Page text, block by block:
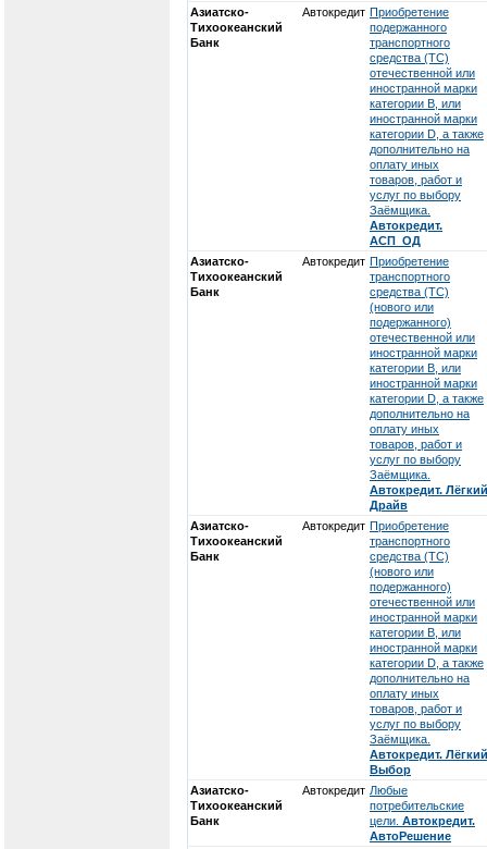
Азиатско-
Тихоокеанский
Банк
Автокредит Приобретение
подержанного
транспортного
средства (ТС)
отечественной или
иностранной марки
категории В, или
иностранной марки
категории D, а также
дополнительно на
оплату иных
товаров, работ и
услуг по выбору
Заёмщика.
Автокредит.
АСП_ОД
Азиатско-
Тихоокеанский
Банк
Автокредит Приобретение
транспортного
средства (ТС)
(нового или
подержанного)
отечественной или
иностранной марки
категории В, или
иностранной марки
категории D, а также
дополнительно на
оплату иных
товаров, работ и
услуг по выбору
Заёмщика.
Автокредит. Лёгкий
Драйв
Азиатско-
Тихоокеанский
Банк
Автокредит Приобретение
транспортного
средства (ТС)
(нового или
подержанного)
отечественной или
иностранной марки
категории В, или
иностранной марки
категории D, а также
дополнительно на
оплату иных
товаров, работ и
услуг по выбору
Заёмщика.
Автокредит. Лёгкий
Выбор
Азиатско-
Тихоокеанский
Банк
Автокредит Любые
потребительские
цели. Автокредит.
АвтоРешение